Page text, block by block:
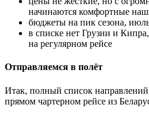
начинаются комфортные
бюджеты на пик сезона,
в списке нет Грузии и
на регулярном рейсе
Отправляемся в полёт
Итак, полный список
прямом чартерном рейсе из